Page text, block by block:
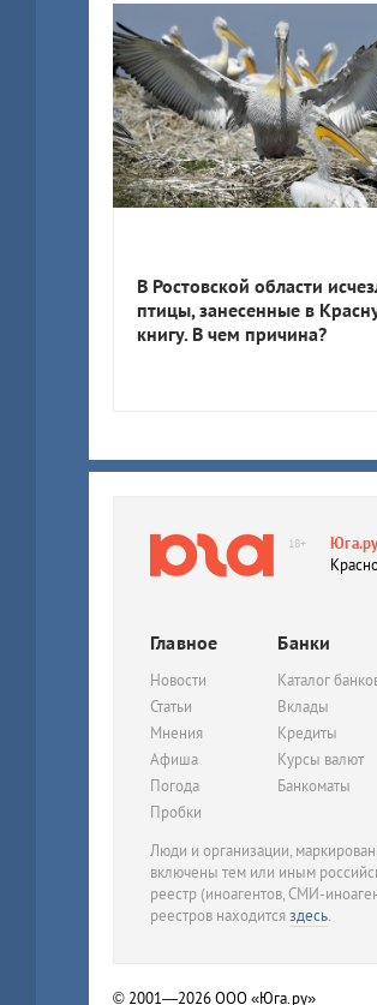
В Ростовской области
птицы, занесенные в
книгу. В чем причина?
18+
Главное
Новости
Статьи
Мнения
Афиша
Погода
Пробки
Банки
Каталог
Вклады
Кредиты
Курсы валют
Банкоматы
Люди и организации,
включены тем или иным
реестр (иноагентов, СМИ-
реестров находитсяздесь.
© 2001—2026ООО «Юга.ру»